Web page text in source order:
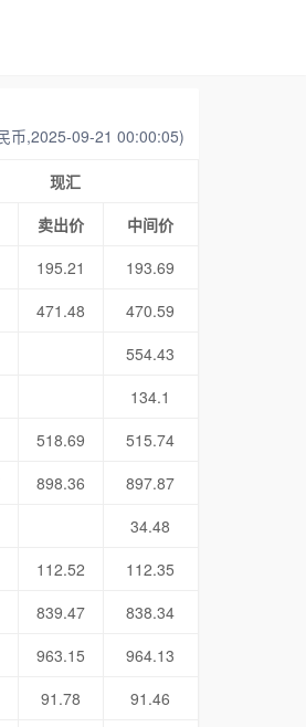
币,2025-09-21 00:00:05)
现汇
卖出价
中间价
195.21
193.69
471.48
470.59
554.43
134.1
518.69
515.74
898.36
897.87
34.48
112.52
112.35
839.47
838.34
963.15
964.13
91.78
91.46